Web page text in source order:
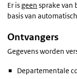
Er isgeen sprake van
basis van
Ontvangers
Gegevens worden
Departementale